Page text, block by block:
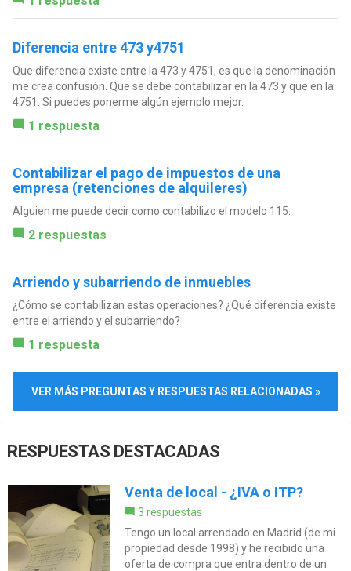
Diferencia entre 473 y4751
Que diferencia existe entre la 473 y 4751, es que la denominación
me crea confusión. Que se debe contabilizar en la 473 y que en la
4751. Si puedes ponerme algún ejemplo mejor.
1 respuesta
Contabilizar el pago de impuestos de una
empresa (retenciones de alquileres)
Alguien me puede decir como contabilizo el modelo 115.
2 respuestas
Arriendo y subarriendo de inmuebles
¿Cómo se contabilizan estas operaciones? ¿Qué diferencia existe
entre el arriendo y el subarriendo?
1 respuesta
VER MÁS PREGUNTAS Y RESPUESTAS RELACIONADAS »
RESPUESTAS DESTACADAS
Venta de local - ¿IVA o ITP?
3 respuestas
Tengo un local arrendado en Madrid (de mi
propiedad desde 1998) y he recibido una
oferta de compra que entra dentro de un